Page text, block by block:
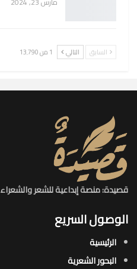
السابق التالي 1 من 13٬790
قصيدة: منصة إبداعية للشعر والشعراء
الوصول السريع
الرئيسية
البحور الشعرية​